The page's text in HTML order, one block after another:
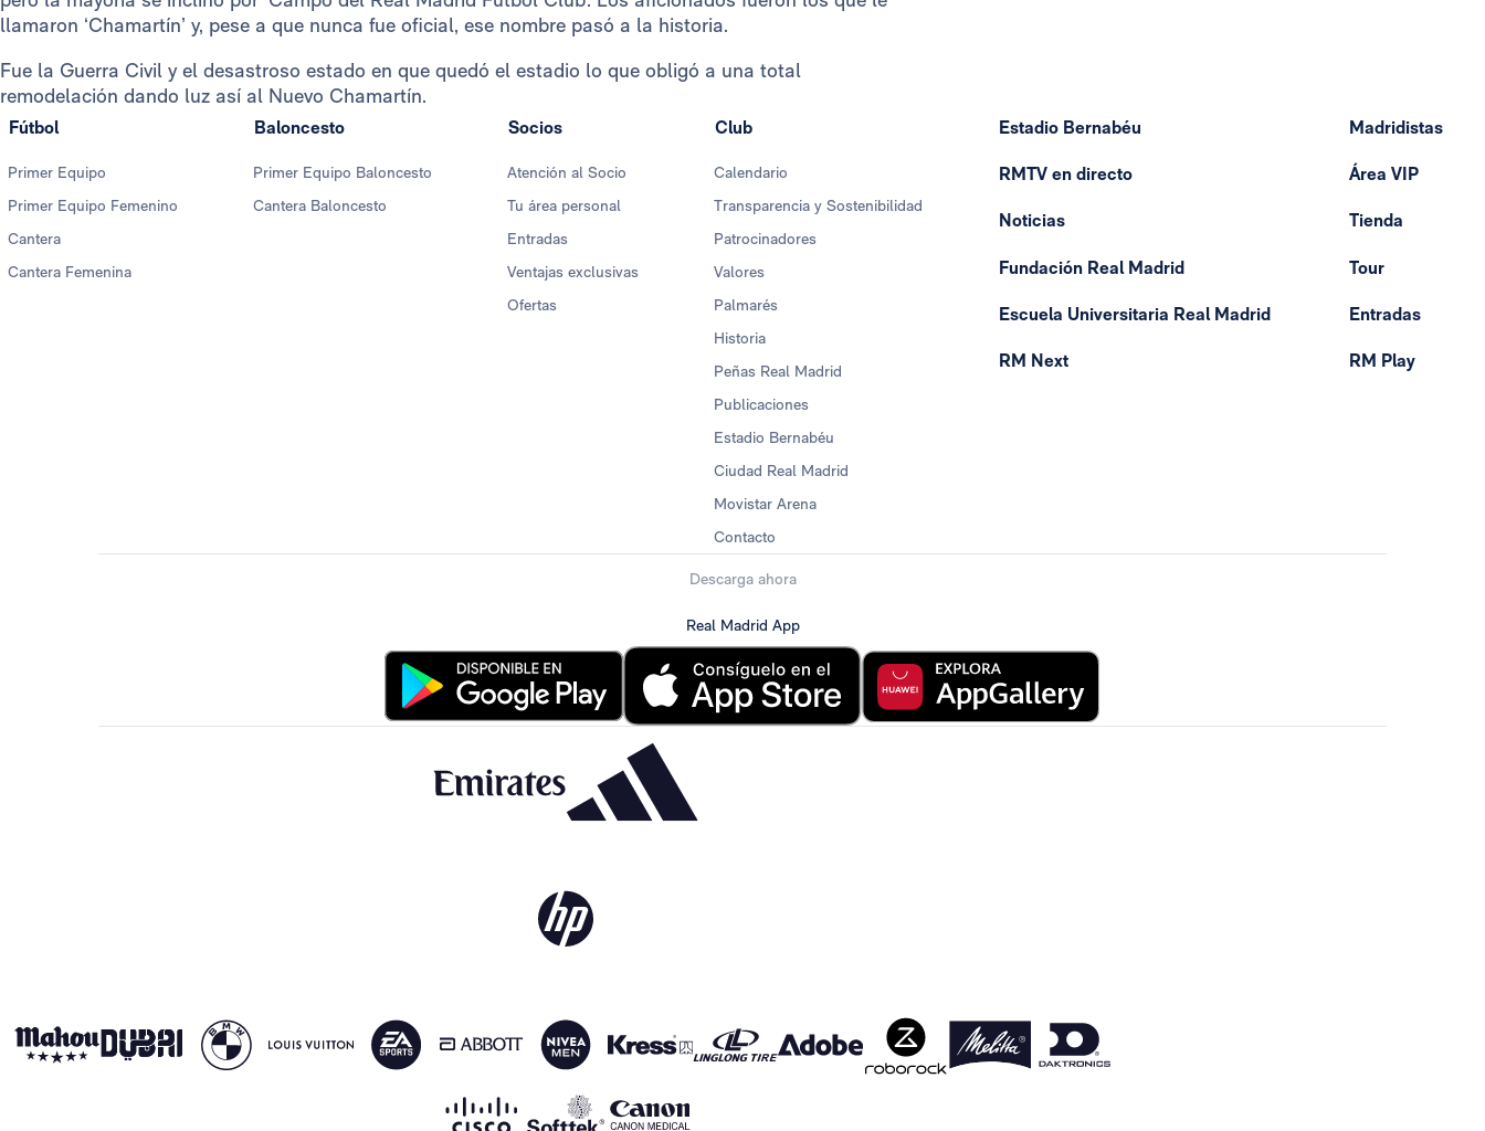
llamaron ‘Chamartín’ y, pese a que nunca fue oficial, ese nombre pasó a la historia.
Fue la Guerra Civil y el desastroso estado en que quedó el estadio lo que obligó a una total
remodelación dando luz así al Nuevo Chamartín.
Fútbol
Primer Equipo
Primer Equipo Femenino
Cantera
Cantera Femenina
Baloncesto
Primer Equipo Baloncesto
Cantera Baloncesto
Socios
Atención al Socio
Tu área personal
Entradas
Ventajas exclusivas
Ofertas
Club
Calendario
Transparencia y Sostenibilidad
Patrocinadores
Valores
Palmarés
Historia
Peñas Real Madrid
Publicaciones
Estadio Bernabéu
Ciudad Real Madrid
Movistar Arena
Contacto
Estadio Bernabéu
RMTV en directo
Noticias
Fundación Real Madrid
Escuela Universitaria Real Madrid
RM Next
Madridistas
Área VIP
Tienda
Tour
Entradas
RM Play
Descarga ahora
Real Madrid App